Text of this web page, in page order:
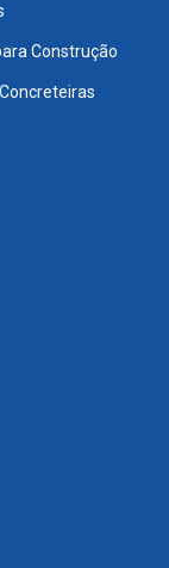
Construção